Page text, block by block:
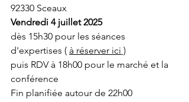
92330 Sceaux
Vendredi 4 juillet 2025
dès 15h30 pour les séances
d'expertises ( à réserver ici )
puis RDV à 18h00 pour le marché et la
conférence
Fin planifiée autour de 22h00